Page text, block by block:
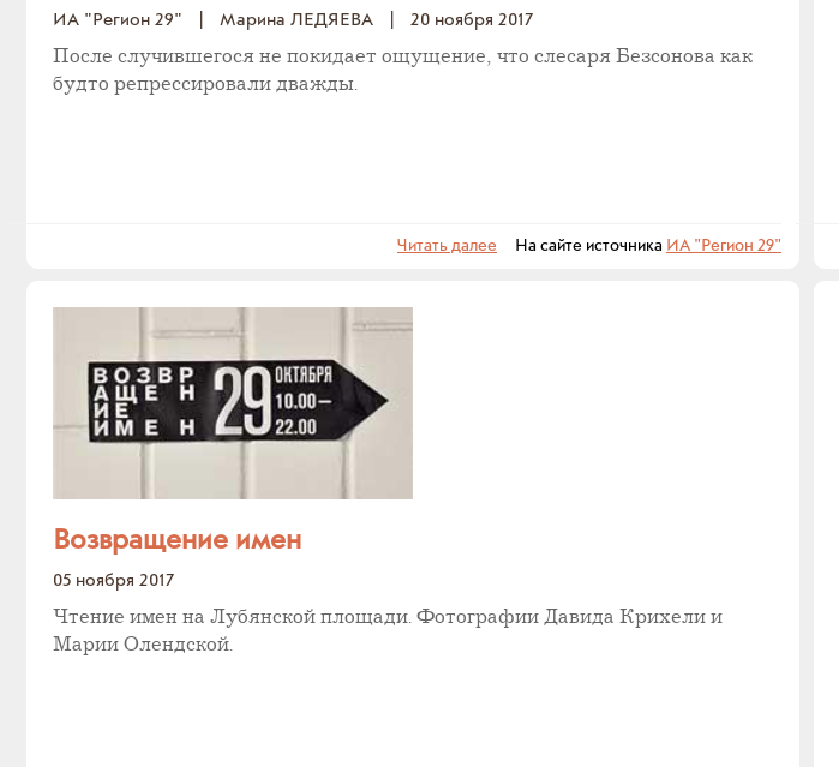
ИА "Регион 29" Марина ЛЕДЯЕВА
20 ноября 2017
После случившегося не покидает ощущение, что слесаря Безсонова как
будто репрессировали дважды.
Читать далее На сайте источника ИА "Регион 29"
Возвращение имен
05 ноября 2017
Чтение имен на Лубянской площади. Фотографии Давида Крихели и
Марии Олендской.